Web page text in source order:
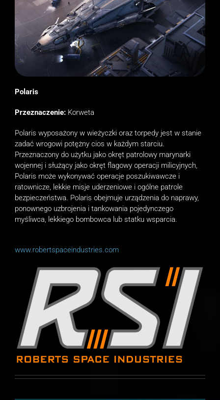
Polaris
Przeznaczenie: Korweta
Polaris wyposażony w wieżyczki oraz torpedy jest w stanie
zadać wrogowi potężny cios w każdym starciu.
Przeznaczony do użytku jako okręt patrolowy marynarki
wojennej i służący jako okręt flagowy operacji milicyjnych,
Polaris może wykonywać operacje poszukiwawcze i
ratownicze, lekkie misje uderzeniowe i ogólne patrole
bezpieczeństwa. Polaris obejmuje urządzenia do naprawy,
ponownego uzbrojenia i tankowania pojedynczego
myśliwca, lekkiego bombowca lub statku wsparcia.
www.robertspaceindustries.com